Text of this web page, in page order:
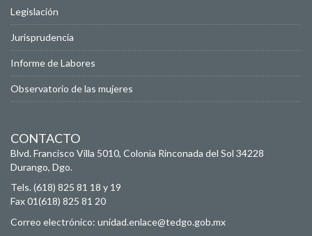
Legislación
Jurisprudencia
Informe de Labores
Observatorio de las mujeres
CONTACTO
Blvd. Francisco Villa 5010, Colonia Rinconada del Sol 34228
Durango, Dgo.
Tels. (618) 825 81 18 y 19
Fax 01(618) 825 81 20
Correo electrónico: unidad.enlace@tedgo.gob.mx